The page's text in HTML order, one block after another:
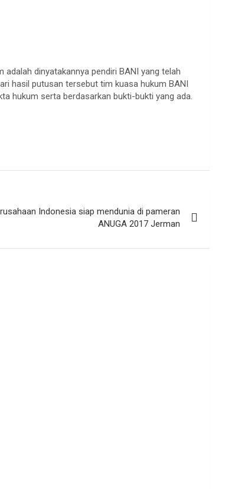
dinyatakannya pendiri BANI yang telah
hasil putusan tersebut tim kuasa hukum BANI
hukum serta berdasarkan bukti-bukti yang ada.
Indonesia siap mendunia di pameran
ANUGA 2017 Jerman